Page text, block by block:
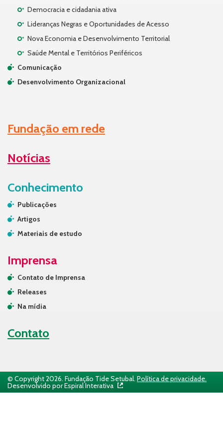
Democracia e cidadania ativa
Lideranças Negras e Oportunidades de Acesso
Nova Economia e Desenvolvimento Territorial
Saúde Mental e Territórios Periféricos
Comunicação
Desenvolvimento Organizacional
Fundação em rede
Notícias
Conhecimento
Publicações
Artigos
Materiais de estudo
Imprensa
Contato de Imprensa
Releases
Na mídia
Contato
© Copyright 2026. Fundação Tide Setubal. Política de privacidade.
Desenvolvido por Espiral Interativa